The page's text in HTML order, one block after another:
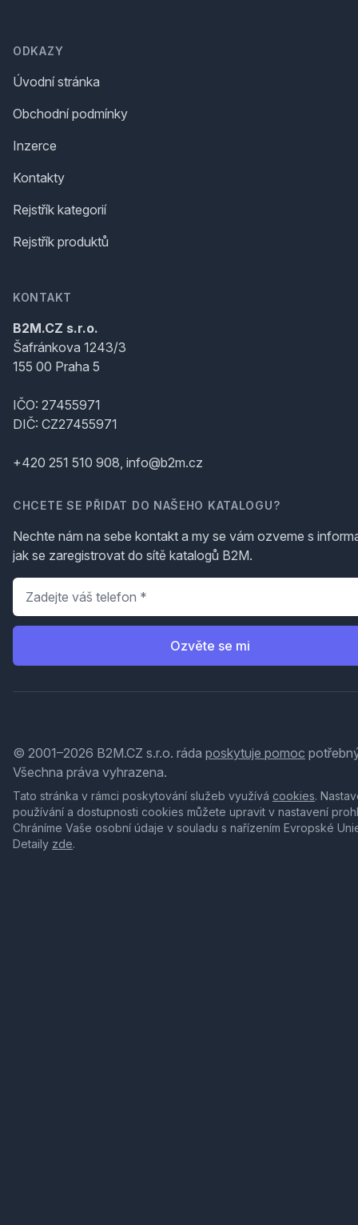
ODKAZY
Úvodní stránka
Obchodní podmínky
Inzerce
Kontakty
Rejstřík kategorií
Rejstřík produktů
KONTAKT
B2M.CZ s.r.o.
Šafránkova 1243/3
155 00 Praha 5
IČO: 27455971
DIČ: CZ27455971
+420 251 510 908, info@b2m.cz
CHCETE SE PŘIDAT DO NAŠEHO KATALOGU?
Nechte nám na sebe kontakt a my se vám ozveme s
jak se zaregistrovat do sítě katalogů B2M.
Telefon
Ozvěte se mi
© 2001–2026 B2M.CZ s.r.o. ráda poskytuje pomoc
Všechna práva vyhrazena.
Tato stránka v rámci poskytování služeb využívá cookies.
používání a dostupnosti cookies můžete upravit v nastavení
Chráníme Vaše osobní údaje v souladu s nařízením Evropské
Detaily zde.